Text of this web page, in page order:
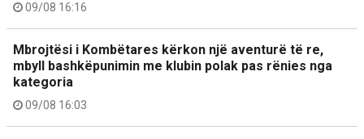
09/08 16:16
Mbrojtësi i Kombëtares kërkon një aventurë të re,
mbyll bashkëpunimin me klubin polak pas rënies nga
kategoria
09/08 16:03